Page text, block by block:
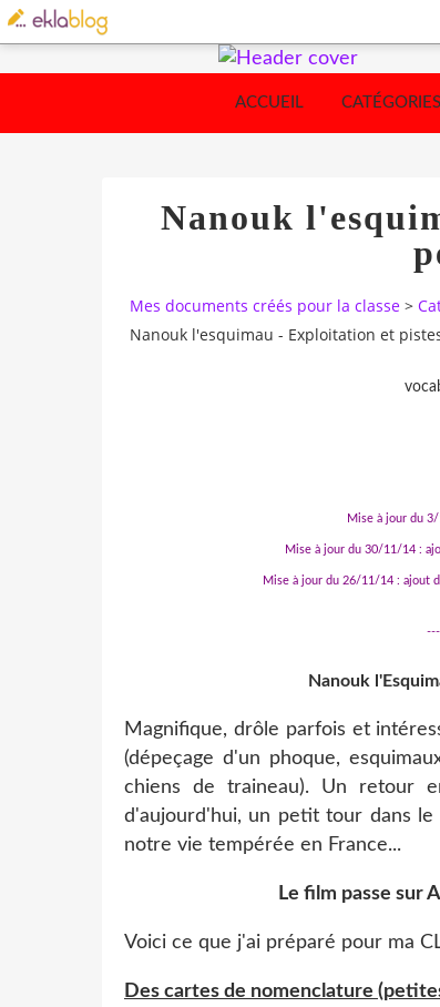
ACCUEIL
Nanouk
Mes documents créés pour la classe >
Nanouk l'esquimau - Exploitation et
Mise à jour du
Mise à jour du 30/11/14 :
Mise à jour du 26/11/14 : ajout
Nanouk
Magnifique, drôle parfois et
(dépeçage d'un phoque,
chiens de traineau). Un retour
d'aujourd'hui, un petit tour dans
notre vie tempérée en France...
Le film passe sur
Voici ce que j'ai préparé pour ma
Des cartes de nomenclature